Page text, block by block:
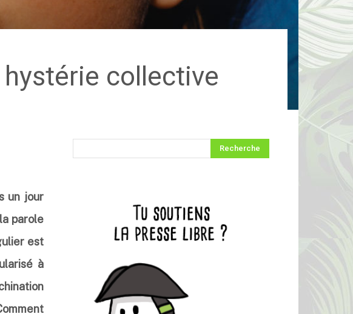
hystérie collective
un jour
parole
est
à